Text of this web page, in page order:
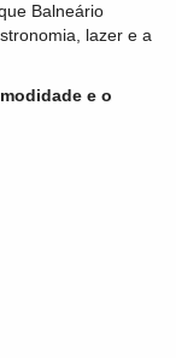
Balneário
lazer e a
e o